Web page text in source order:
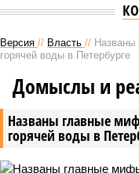
Версия // Власть // Названы
горячей воды в Петербурге
Названы главные
горячей воды в
Домыслы и